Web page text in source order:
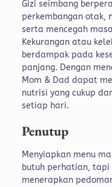
Gizi seimbang
perkembangan otak,
serta mencegah
Kekurangan atau
berdampak pada
panjang. Dengan
Mom & Dad dapat
nutrisi yang cukup
setiap hari.
Penutup
Menyiapkan menu
butuh perhatian, tapi
menerapkan